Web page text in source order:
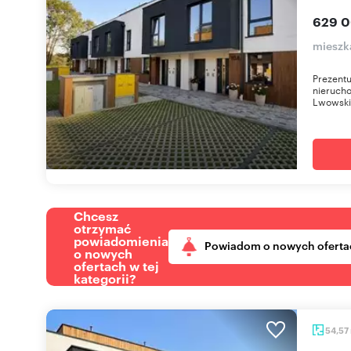
629
Chcesz
otrzymać
powiadomienia
o nowych
ofertach w tej
kategorii?
Powiadom o nowych
54,57